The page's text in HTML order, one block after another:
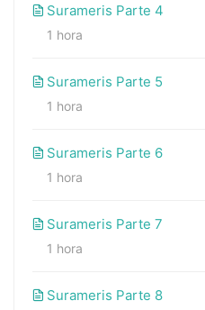
Surameris Parte 4
1 hora
Surameris Parte 5
1 hora
Surameris Parte 6
1 hora
Surameris Parte 7
1 hora
Surameris Parte 8